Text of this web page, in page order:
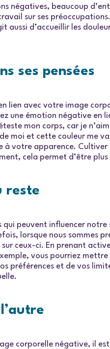
négatives, beaucoup
sur ses
aussi d’accueillir les
ses pensées
lien avec votre image
une émotion négative en
mon corps, car je
moi et cette couleur me
à votre apparence.
cela permet d’être
reste
qui peuvent influencer
lorsque nous sommes
ceux-ci. En prenant
vous pourriez
préférences et de vos
corporelle négative, il